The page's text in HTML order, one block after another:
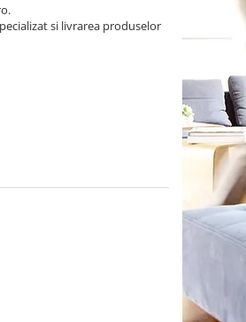
si livrarea produselor